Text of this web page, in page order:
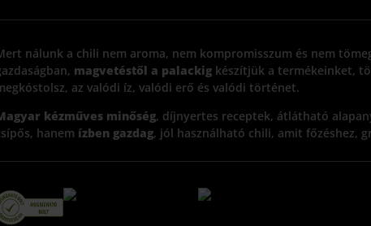
nálunk a chili nem aroma, nem kompromisszum és nem
magvetéstől a palackig készítjük a termékeinket,
az valódi íz, valódi erő és valódi történet.
kézműves minőség, díjnyertes receptek, átlátható
hanem ízben gazdag, jól használható chili, amit főzéshez,